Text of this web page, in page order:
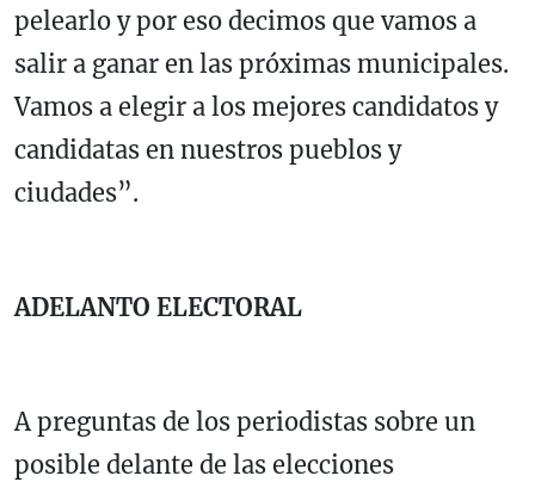
pelearlo y por eso decimos que vamos a
salir a ganar en las próximas municipales.
Vamos a elegir a los mejores candidatos y
candidatas en nuestros pueblos y
ciudades”.
ADELANTO ELECTORAL
A preguntas de los periodistas sobre un
posible delante de las elecciones